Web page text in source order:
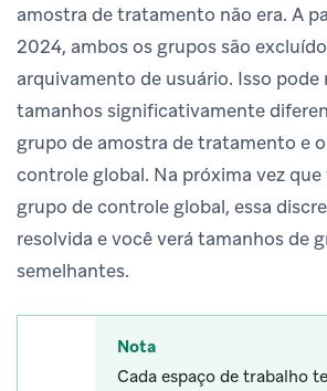
amostra de tratamento não era. A
2024, ambos os grupos são
arquivamento de usuário. Isso pode
tamanhos significativamente
grupo de amostra de tratamento e
controle global. Na próxima vez
grupo de controle global, essa
resolvida e você verá tamanhos de
semelhantes.
Nota
Cada espaço de trabalho